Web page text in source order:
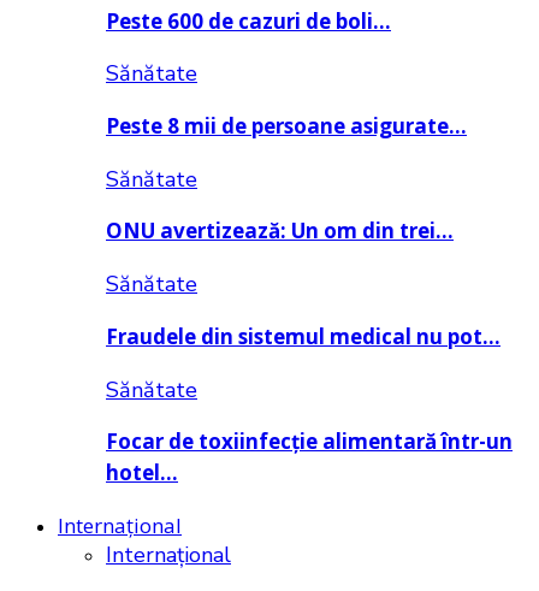
Peste 600 de cazuri de boli…
Sănătate
Peste 8 mii de persoane asigurate…
Sănătate
ONU avertizează: Un om din trei…
Sănătate
Fraudele din sistemul medical nu pot…
Sănătate
Focar de toxiinfecție alimentară într-un
hotel…
Internațional
Internațional